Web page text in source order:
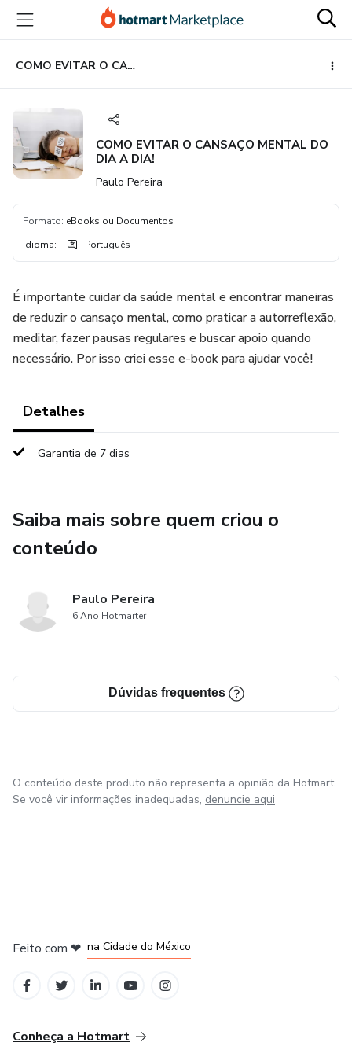
para
conteúdo
principal
para
pagamento
para
rodapé
COMO EVITAR O CANSAÇO MENTAL DO DIA A DIA!
COMO EVITAR O CANSAÇO MENTAL DO
DIA A DIA!
Paulo Pereira
Formato: eBooks ou Documentos
Idioma: Português
É importante cuidar da saúde mental e encontrar maneiras
de reduzir o cansaço mental, como praticar a autorreflexão,
meditar, fazer pausas regulares e buscar apoio quando
necessário. Por isso criei esse e-book para ajudar você!
Detalhes
Garantia de 7 dias
Saiba mais sobre quem criou o
conteúdo
Paulo Pereira
6 Ano Hotmarter
Dúvidas frequentes
O conteúdo deste produto não representa a opinião da Hotmart.
Se você vir informações inadequadas, denuncie aqui
Feito com ❤ na Cidade do México
Conheça a Hotmart